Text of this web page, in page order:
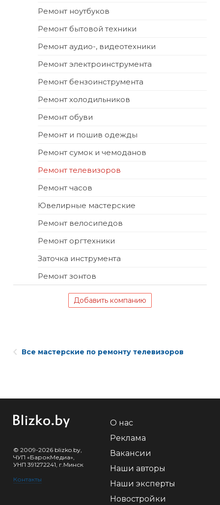
Ремонт ноутбуков
Ремонт бытовой техники
Ремонт аудио-, видеотехники
Ремонт электроинструмента
Ремонт бензоинструмента
Ремонт холодильников
Ремонт обуви
Ремонт и пошив одежды
Ремонт сумок и чемоданов
Ремонт телевизоров
Ремонт часов
Ювелирные мастерские
Ремонт велосипедов
Ремонт оргтехники
Заточка инструмента
Ремонт зонтов
Добавить компанию
Все мастерские по ремонту телевизоров
© 2009-2026 blizko.by,
ЧУП «БарокМедиа»,
УНП 391272241, г.Минск
Контакты
О нас
Реклама
Вакансии
Наши авторы
Наши эксперты
Новостройки